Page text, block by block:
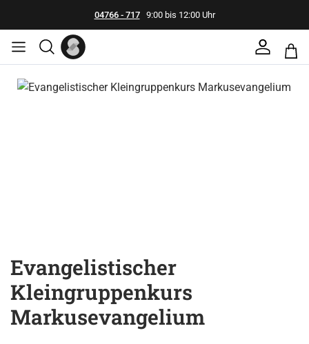
04766 - 7179:00 bis 12:00 Uhr
Bildergalerie überspringen
Evangelistischer
Kleingruppenkurs
Markusevangelium